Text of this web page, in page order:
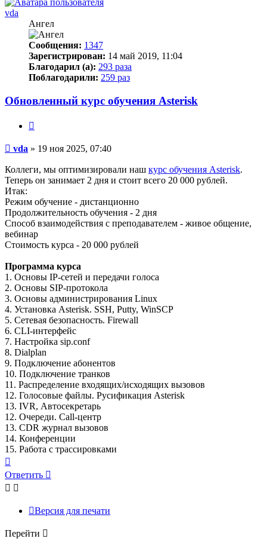
vda
Ангел
Сообщения: 1347
Зарегистрирован: 14 май 2019, 11:04
Благодарил (а): 293 раза
Поблагодарили: 259 раз
Обновленный курс обучения Asterisk
Сообщение
vda » 19 ноя 2025, 07:40
Коллеги, мы оптимизировали наш курс обучения Asterisk.
Теперь он занимает 2 дня и стоит всего 20 000 рублей.
Итак:
Режим обучение - дистанционно
Продолжительность обучения - 2 дня
Способ взаимодействия с преподавателем - живое общение,
вебинар
Стоимость курса - 20 000 рублей
Программа курса
1. Основы IP-сетей и передачи голоса
2. Основы SIP-протокола
3. Основы администрирования Linux
4. Установка Asterisk. SSH, Putty, WinSCP
5. Сетевая безопасность. Firewall
6. CLI-интерфейс
7. Настройка sip.conf
8. Dialplan
9. Подключение абонентов
10. Подключение транков
11. Распределение входящих/исходящих вызовов
12. Голосовые файлы. Русификация Asterisk
13. IVR, Автосекретарь
12. Очереди. Call-центр
13. CDR журнал вызовов
14. Конференции
15. Работа с трассировками
к
началу
Ответить
Версия для печати
Перейти